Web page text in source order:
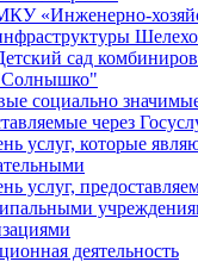
«Инженерно-
сад
социально
через
услуг, которые
услуг,
деятельность